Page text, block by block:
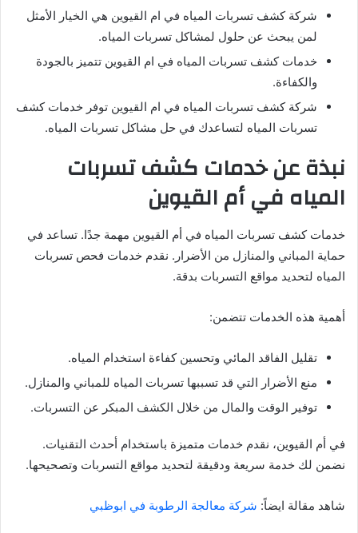
شركة كشف تسربات المياه في ام القيوين هي الخيار الأمثل
لمن يبحث عن حلول لمشاكل تسربات المياه.
خدمات كشف تسربات المياه في ام القيوين تتميز بالجودة
والكفاءة.
شركة كشف تسربات المياه في ام القيوين توفر خدمات كشف
تسربات المياه لتساعدك في حل مشاكل تسربات المياه.
نبذة عن خدمات كشف تسربات
المياه في أم القيوين
خدمات كشف تسربات المياه في أم القيوين مهمة جدًا. تساعد في
حماية المباني والمنازل من الأضرار. نقدم خدمات فحص تسربات
المياه لتحديد مواقع التسربات بدقة.
أهمية هذه الخدمات تتضمن:
تقليل الفاقد المائي وتحسين كفاءة استخدام المياه.
منع الأضرار التي قد تسببها تسربات المياه للمباني والمنازل.
توفير الوقت والمال من خلال الكشف المبكر عن التسربات.
في أم القيوين، نقدم خدمات متميزة باستخدام أحدث التقنيات.
نضمن لك خدمة سريعة ودقيقة لتحديد مواقع التسربات وتصحيحها.
شاهد مقالة ايضاً: شركة معالجة الرطوبة في ابوظبي